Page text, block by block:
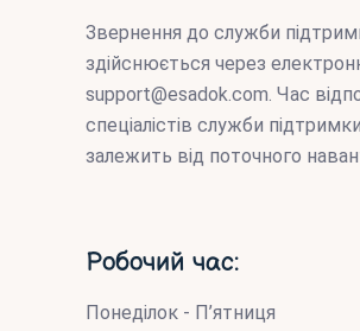
Звернення до служби
здійснюється через
support@esadok.com. Час
спеціалістів служби підтримки
залежить від поточного
Робочий час:
Понеділок - П’ятниця